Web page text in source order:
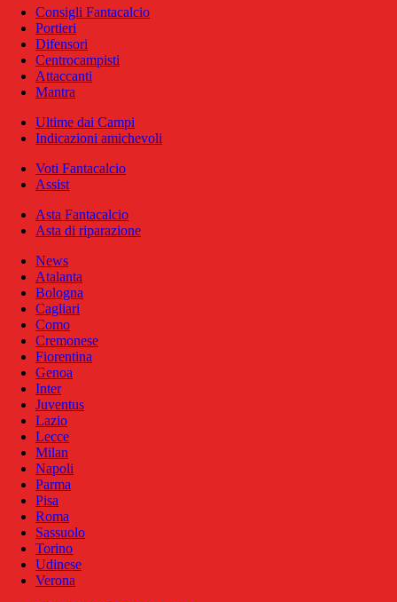
Consigli Fantacalcio
Portieri
Difensori
Centrocampisti
Attaccanti
Mantra
Ultime dai Campi
Indicazioni amichevoli
Voti Fantacalcio
Assist
Asta Fantacalcio
Asta di riparazione
News
Atalanta
Bologna
Cagliari
Como
Cremonese
Fiorentina
Genoa
Inter
Juventus
Lazio
Lecce
Milan
Napoli
Parma
Pisa
Roma
Sassuolo
Torino
Udinese
Verona